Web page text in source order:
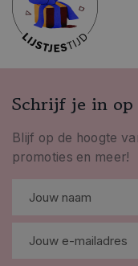
Schrijf je in op
Blijf op de hoogte
promoties en meer!